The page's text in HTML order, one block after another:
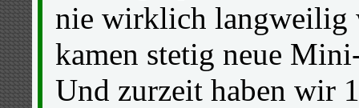
nie wirklich langweilig
kamen stetig neue
Und zurzeit haben wir